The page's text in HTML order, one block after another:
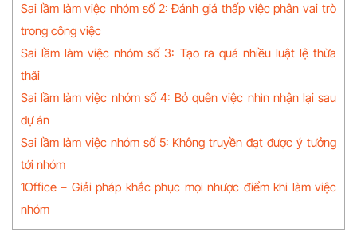
Sai lầm làm việc nhóm số 2: Đánh giá thấp việc phân vai trò
trong công việc
Sai lầm làm việc nhóm số 3: Tạo ra quá nhiều luật lệ thừa
thãi
Sai lầm làm việc nhóm số 4: Bỏ quên việc nhìn nhận lại sau
dự án
Sai lầm làm việc nhóm số 5: Không truyền đạt được ý tưởng
tới nhóm
1Office – Giải pháp khắc phục mọi nhược điểm khi làm việc
nhóm